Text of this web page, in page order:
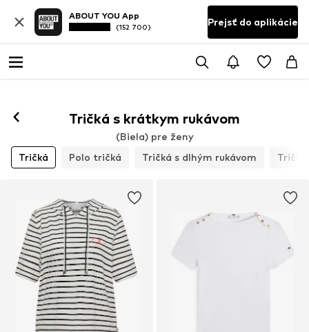
ABOUT YOU App
(152 700) Prejsť do aplikácie
Tričká s krátkym rukávom
(Biela) pre ženy
Tričká
Polo tričká Tričká s dlhým rukávom